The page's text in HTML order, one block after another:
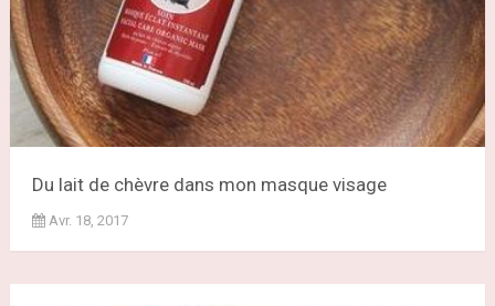
Du lait de chèvre dans mon masque visage
Avr. 18, 2017